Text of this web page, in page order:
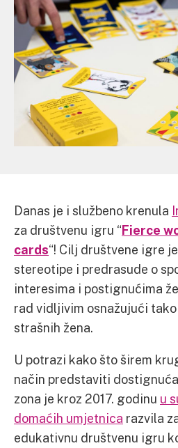
Danas je i službeno krenula
za društvenu igru “Fierce
cards“! Cilj društvene igre
stereotipe i predrasude o
interesima i postignućima
rad vidljivim osnažujući
strašnih žena.
U potrazi kako što širem
način predstaviti
zona je kroz 2017. godinu u
domaćih umjetnica razvila
edukativnu društvenu igru